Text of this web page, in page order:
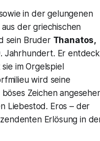
in der gelungenen
der griechischen
sein Bruder Thanatos,
Jahrhundert. Er
im Orgelspiel
wird seine
Zeichen
Liebestod. Eros – der
Erlösung in